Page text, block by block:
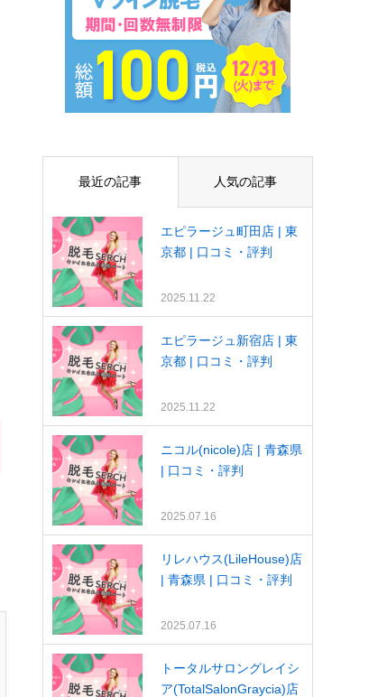
最近の記事 人気の記事
エピラージュ町田店 | 東
京都 | 口コミ・評判
2025.11.22
エピラージュ新宿店 | 東
京都 | 口コミ・評判
2025.11.22
ニコル(nicole)店 | 青森県
| 口コミ・評判
2025.07.16
リレハウス(LileHouse)店
| 青森県 | 口コミ・評判
2025.07.16
トータルサロングレイシ
ア(TotalSalonGraycia)店